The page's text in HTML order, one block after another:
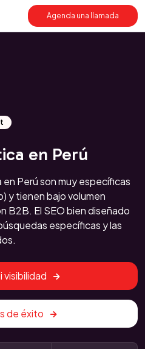
Agenda una llamada
en Perú
Perú son muy específicas
y tienen bajo volumen
B2B. El SEO bien diseñado
específicas y las
visibilidad
de éxito